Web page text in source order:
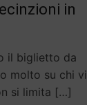
in
il biglietto da
molto su chi vi
si limita […]